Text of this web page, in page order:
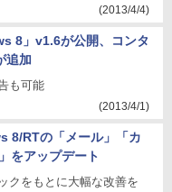
(2013/4/4)
8」v1.6が公開、コンタ
追加
も可能
(2013/4/1)
8/RTの「メール」「カ
をアップデート
クをもとに大幅な改善を